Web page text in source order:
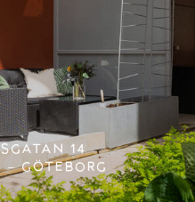
14
GÖTEBORG